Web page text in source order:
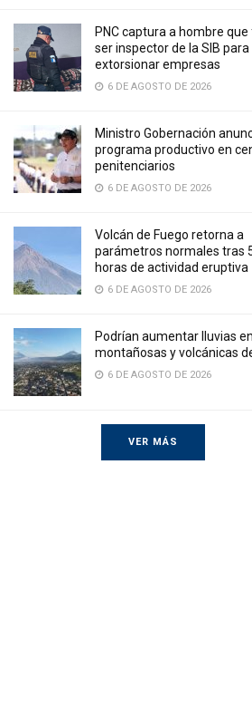
PNC captura a hombre que
ser inspector de la SIB para
extorsionar empresas
6 DE AGOSTO DE 2026
Ministro Gobernación
programa productivo en
penitenciarios
6 DE AGOSTO DE 2026
Volcán de Fuego retorna a
parámetros normales tras
horas de actividad eruptiva
6 DE AGOSTO DE 2026
Podrían aumentar lluvias
montañosas y volcánicas
6 DE AGOSTO DE 2026
VER MÁS